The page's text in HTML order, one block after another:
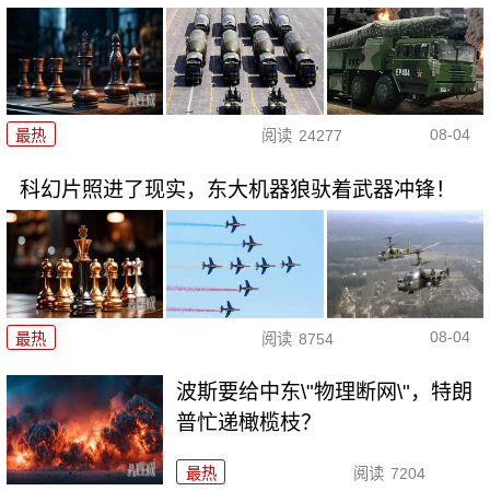
最热 阅读 24277 08-04
科幻片照进了现实，东大机器狼驮着武器冲锋！
最热 阅读 8754 08-04
波斯要给中东\"物理断网\"，特朗
普忙递橄榄枝？
最热 阅读 7204